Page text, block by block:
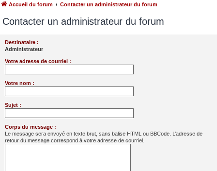
Accueil du forum Contacter un administrateur du forum
Contacter un administrateur du forum
Destinataire :
Administrateur
Votre adresse de courriel :
Votre nom :
Sujet :
Corps du message :
Le message sera envoyé en texte brut, sans balise HTML ou BBCode. L’adresse de
retour du message correspond à votre adresse de courriel.